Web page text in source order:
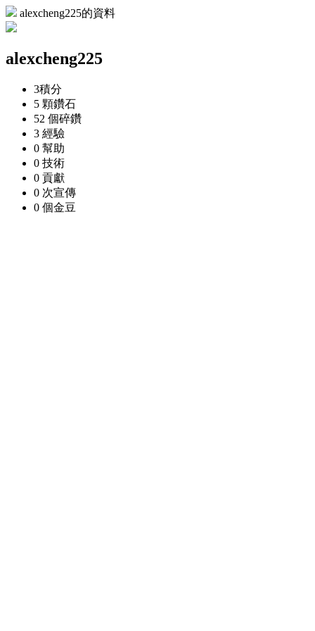
alexcheng225的資料
alexcheng225
3積分
5 顆鑽石
52 個碎鑽
3 經驗
0 幫助
0 技術
0 貢獻
0 次宣傳
0 個金豆